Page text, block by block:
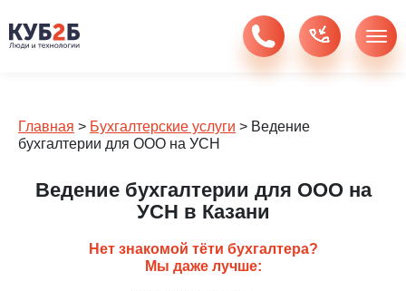
Главная > Бухгалтерские услуги > Ведение
бухгалтерии для ООО на УСН
Ведение бухгалтерии для ООО на
УСН в Казани
Нет знакомой тёти бухгалтера?
Мы даже лучше: